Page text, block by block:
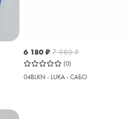
6 180 ₽ 7 980₽
(0)
04BLKN - LUKA - САБО